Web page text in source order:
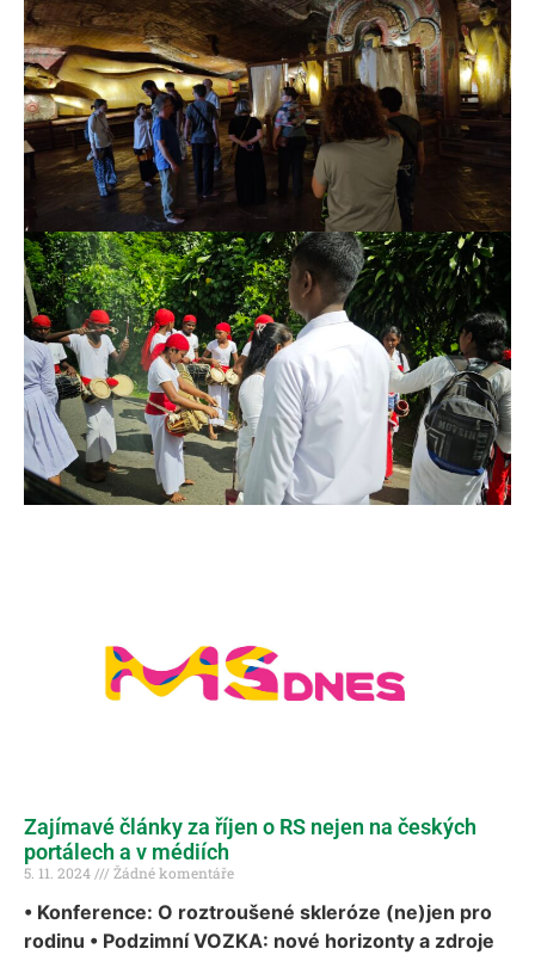
Zajímavé články za říjen o RS nejen na českých
portálech a v médiích
5. 11. 2024 Žádné komentáře
• Konference: O roztroušené skleróze (ne)jen pro
rodinu • Podzimní VOZKA: nové horizonty a zdroje